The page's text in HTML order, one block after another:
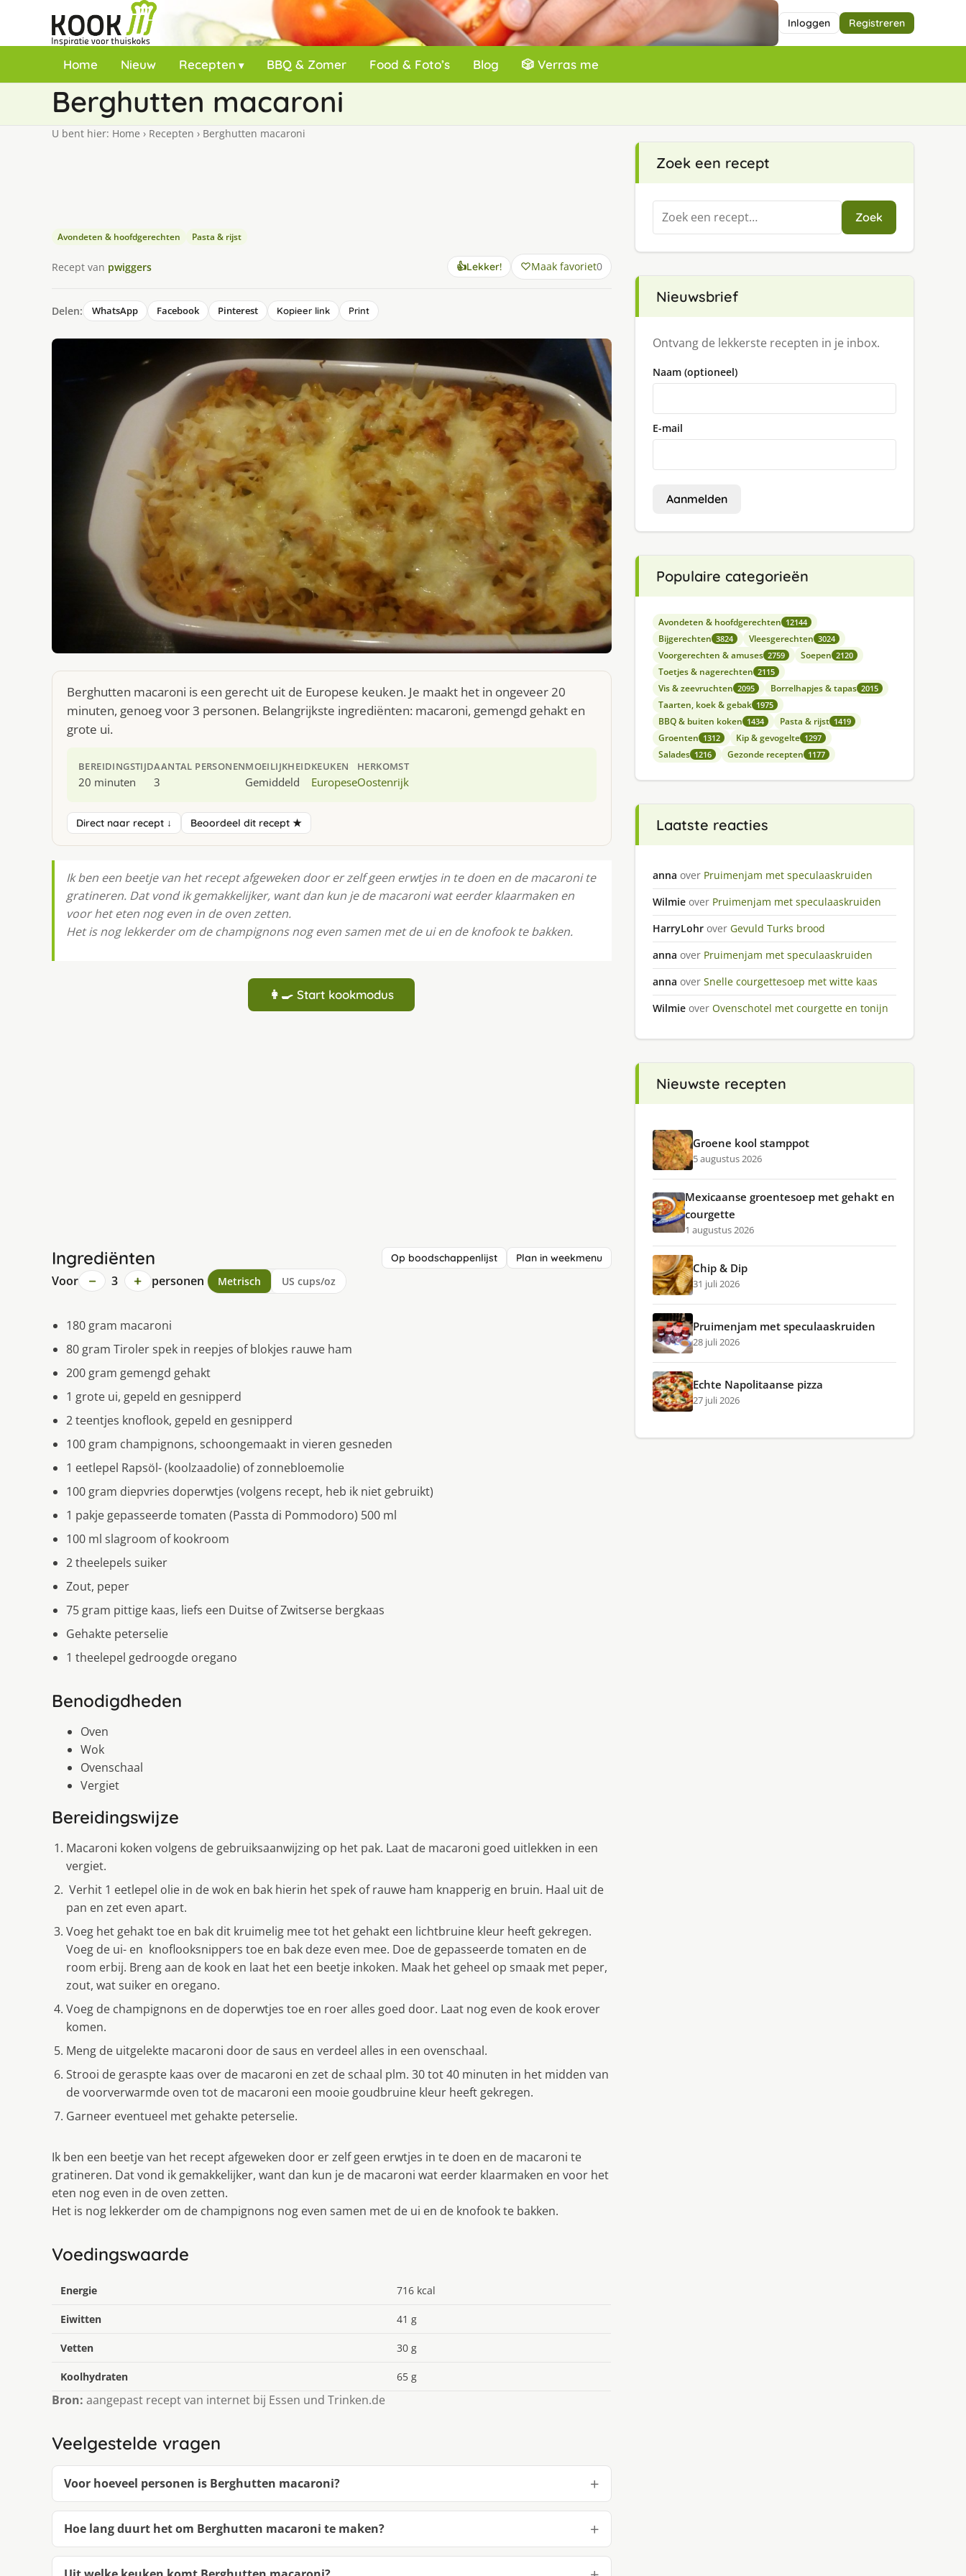
Inloggen Registreren
Home Nieuw Recepten BBQ & Zomer Food & Foto’s Blog 🎲 Verras me
Berghutten macaroni
U bent hier: Home › Recepten › Berghutten macaroni
Avondeten & hoofdgerechten Pasta & rijst
Recept van pwiggers 👍Lekker! Maak favoriet0
Delen: WhatsApp Facebook Pinterest Kopieer link Print
Berghutten macaroni is een gerecht uit de Europese keuken. Je maakt het in ongeveer 20
minuten, genoeg voor 3 personen. Belangrijkste ingrediënten: macaroni, gemengd gehakt en
grote ui.
BEREIDINGSTIJD
20 minuten
AANTAL PERSONEN
3
MOEILIJKHEID
Gemiddeld
KEUKEN
Europese
HERKOMST
Oostenrijk
Direct naar recept ↓ Beoordeel dit recept ★
Ik ben een beetje van het recept afgeweken door er zelf geen erwtjes in te doen en de macaroni te
gratineren. Dat vond ik gemakkelijker, want dan kun je de macaroni wat eerder klaarmaken en
voor het eten nog even in de oven zetten.
Het is nog lekkerder om de champignons nog even samen met de ui en de knofook te bakken.
👩‍🍳 Start kookmodus
Ingrediënten Op boodschappenlijst Plan in weekmenu
Voor − 3 + personen Metrisch US cups/oz
180 gram macaroni
80 gram Tiroler spek in reepjes of blokjes rauwe ham
200 gram gemengd gehakt
1 grote ui, gepeld en gesnipperd
2 teentjes knoflook, gepeld en gesnipperd
100 gram champignons, schoongemaakt in vieren gesneden
1 eetlepel Rapsöl- (koolzaadolie) of zonnebloemolie
100 gram diepvries doperwtjes (volgens recept, heb ik niet gebruikt)
1 pakje gepasseerde tomaten (Passta di Pommodoro) 500 ml
100 ml slagroom of kookroom
2 theelepels suiker
Zout, peper
75 gram pittige kaas, liefs een Duitse of Zwitserse bergkaas
Gehakte peterselie
1 theelepel gedroogde oregano
Benodigdheden
Oven
Wok
Ovenschaal
Vergiet
Bereidingswijze
Macaroni koken volgens de gebruiksaanwijzing op het pak. Laat de macaroni goed uitlekken in een
vergiet.
Verhit 1 eetlepel olie in de wok en bak hierin het spek of rauwe ham knapperig en bruin. Haal uit de
pan en zet even apart.
Voeg het gehakt toe en bak dit kruimelig mee tot het gehakt een lichtbruine kleur heeft gekregen.
Voeg de ui- en knoflooksnippers toe en bak deze even mee. Doe de gepasseerde tomaten en de
room erbij. Breng aan de kook en laat het een beetje inkoken. Maak het geheel op smaak met peper,
zout, wat suiker en oregano.
Voeg de champignons en de doperwtjes toe en roer alles goed door. Laat nog even de kook erover
komen.
Meng de uitgelekte macaroni door de saus en verdeel alles in een ovenschaal.
Strooi de geraspte kaas over de macaroni en zet de schaal plm. 30 tot 40 minuten in het midden van
de voorverwarmde oven tot de macaroni een mooie goudbruine kleur heeft gekregen.
Garneer eventueel met gehakte peterselie.
Ik ben een beetje van het recept afgeweken door er zelf geen erwtjes in te doen en de macaroni te
gratineren. Dat vond ik gemakkelijker, want dan kun je de macaroni wat eerder klaarmaken en voor het
eten nog even in de oven zetten.
Het is nog lekkerder om de champignons nog even samen met de ui en de knofook te bakken.
Voedingswaarde
Energie 716 kcal
Eiwitten 41 g
Vetten 30 g
Koolhydraten 65 g
Bron: aangepast recept van internet bij Essen und Trinken.de
Veelgestelde vragen
Voor hoeveel personen is Berghutten macaroni?
Hoe lang duurt het om Berghutten macaroni te maken?
Zoek een recept
Zoeken
naar:
Zoek
Nieuwsbrief
Ontvang de lekkerste recepten in je inbox.
Naam (optioneel)
E-mail
Aanmelden
Populaire categorieën
Avondeten & hoofdgerechten 12144
Bijgerechten 3824 Vleesgerechten 3024
Voorgerechten & amuses 2759 Soepen 2120
Toetjes & nagerechten 2115
Vis & zeevruchten 2095 Borrelhapjes & tapas 2015
Taarten, koek & gebak 1975
BBQ & buiten koken 1434 Pasta & rijst 1419
Groenten 1312 Kip & gevogelte 1297
Salades 1216 Gezonde recepten 1177
Laatste reacties
anna over Pruimenjam met speculaaskruiden
Wilmie over Pruimenjam met speculaaskruiden
HarryLohr over Gevuld Turks brood
anna over Pruimenjam met speculaaskruiden
anna over Snelle courgettesoep met witte kaas
Wilmie over Ovenschotel met courgette en tonijn
Nieuwste recepten
Groene kool stamppot
5 augustus 2026
Mexicaanse groentesoep met gehakt en
courgette
1 augustus 2026
Chip & Dip
31 juli 2026
Pruimenjam met speculaaskruiden
28 juli 2026
Echte Napolitaanse pizza
27 juli 2026